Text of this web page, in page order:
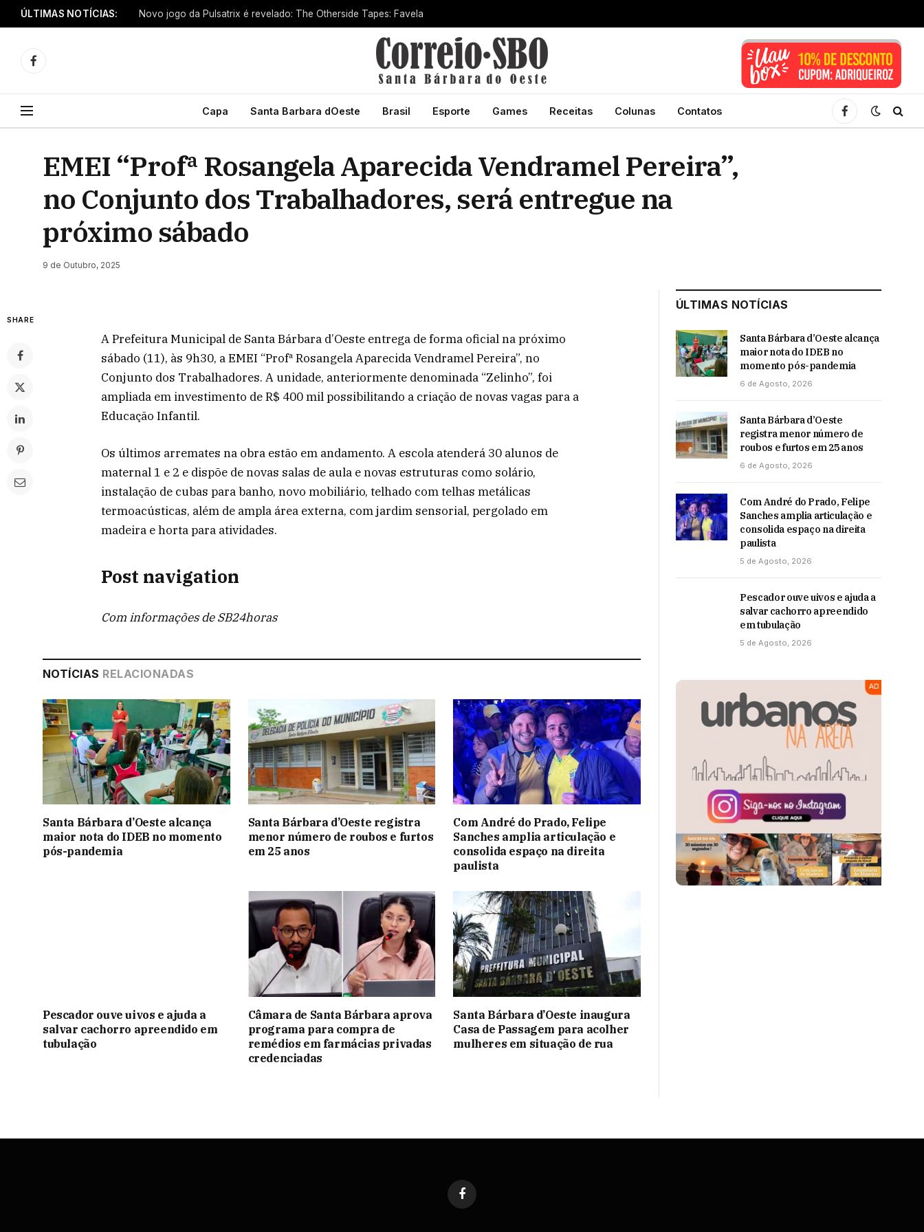
ÚLTIMAS NOTÍCIAS: Novo jogo da Pulsatrix é revelado: The Otherside Tapes: Favela
Facebook
Capa Santa Barbara dOeste Brasil Esporte Games Receitas Colunas Contatos
Facebook
EMEI “Profª Rosangela Aparecida Vendramel Pereira”,
no Conjunto dos Trabalhadores, será entregue na
próximo sábado
9 de Outubro, 2025
SHARE
A Prefeitura Municipal de Santa Bárbara d’Oeste entrega de forma oficial na próximo
sábado (11), às 9h30, a EMEI “Profª Rosangela Aparecida Vendramel Pereira”, no
Conjunto dos Trabalhadores. A unidade, anteriormente denominada “Zelinho”, foi
ampliada em investimento de R$ 400 mil possibilitando a criação de novas vagas para a
Educação Infantil.
Os últimos arremates na obra estão em andamento. A escola atenderá 30 alunos de
maternal 1 e 2 e dispõe de novas salas de aula e novas estruturas como solário,
instalação de cubas para banho, novo mobiliário, telhado com telhas metálicas
termoacústicas, além de ampla área externa, com jardim sensorial, pergolado em
madeira e horta para atividades.
Post navigation
Com informações de SB24horas
NOTÍCIAS RELACIONADAS
Santa Bárbara d’Oeste alcança
maior nota do IDEB no momento
pós-pandemia
Santa Bárbara d’Oeste registra
menor número de roubos e furtos
em 25 anos
Com André do Prado, Felipe
Sanches amplia articulação e
consolida espaço na direita
paulista
Pescador ouve uivos e ajuda a
salvar cachorro apreendido em
tubulação
Câmara de Santa Bárbara aprova
programa para compra de
remédios em farmácias privadas
credenciadas
Santa Bárbara d’Oeste inaugura
Casa de Passagem para acolher
mulheres em situação de rua
ÚLTIMAS NOTÍCIAS
Santa Bárbara d’Oeste alcança
maior nota do IDEB no
momento pós-pandemia
6 de Agosto, 2026
Santa Bárbara d’Oeste
registra menor número de
roubos e furtos em 25 anos
6 de Agosto, 2026
Com André do Prado, Felipe
Sanches amplia articulação e
consolida espaço na direita
paulista
5 de Agosto, 2026
Pescador ouve uivos e ajuda a
salvar cachorro apreendido
em tubulação
5 de Agosto, 2026
Facebook